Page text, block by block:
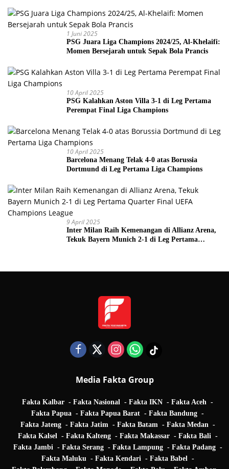
1 Juni 2025
PSG Juara Liga Champions 2024/25, Al-Khelaifi:
Momen Bersejarah untuk Sepak Bola Prancis
10 April 2025
PSG Kalahkan Aston Villa 3-1 di Leg Pertama
Perempat Final Liga Champions
10 April 2025
Barcelona Menang Telak 4-0 atas Borussia
Dortmund di Leg Pertama Liga Champions
9 April 2025
Inter Milan Raih Kemenangan di Allianz Arena,
Tekuk Bayern Munich 2-1 di Leg Pertama
Media Fakta Group
Fakta Kalbar Fakta Nasional Fakta IKN
Fakta Aceh
Fakta Papua
Fakta Papua Barat
Fakta Bandung
Fakta Jateng
Fakta Jatim Fakta Batam
Fakta Medan
Fakta Kalsel
Fakta Kalteng Fakta Makassar
Fakta Bali
Fakta Jambi
Fakta Serang Fakta Lampung
Fakta Padang
Fakta Maluku
Fakta Kendari
Fakta Babel